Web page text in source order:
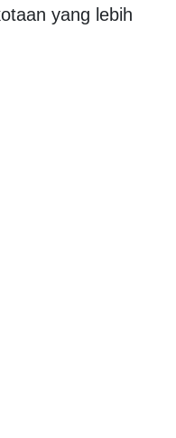
yang lebih